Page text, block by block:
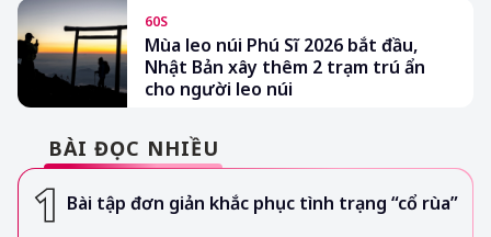
60S
Mùa leo núi Phú Sĩ 2026 bắt đầu,
Nhật Bản xây thêm 2 trạm trú ẩn
cho người leo núi
BÀI ĐỌC NHIỀU
Bài tập đơn giản khắc phục tình trạng “cổ rùa”